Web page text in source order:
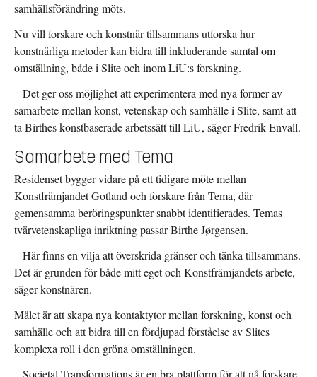
samhällsförändring möts.
Nu vill forskare och konstnär tillsammans utforska hur
konstnärliga metoder kan bidra till inkluderande samtal om
omställning, både i Slite och inom LiU:s forskning.
– Det ger oss möjlighet att experimentera med nya former av
samarbete mellan konst, vetenskap och samhälle i Slite, samt att
ta Birthes konstbaserade arbetssätt till LiU, säger Fredrik Envall.
Samarbete med Tema
Residenset bygger vidare på ett tidigare möte mellan
Konstfrämjandet Gotland och forskare från Tema, där
gemensamma beröringspunkter snabbt identifierades. Temas
tvärvetenskapliga inriktning passar Birthe Jørgensen.
– Här finns en vilja att överskrida gränser och tänka tillsammans.
Det är grunden för både mitt eget och Konstfrämjandets arbete,
säger konstnären.
Målet är att skapa nya kontaktytor mellan forskning, konst och
samhälle och att bidra till en fördjupad förståelse av Slites
komplexa roll i den gröna omställningen.